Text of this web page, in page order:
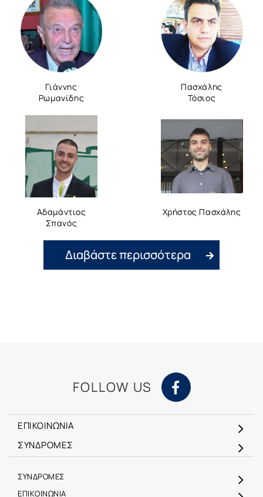
Γιάννης
Ρωμανίδης
Πασχάλης
Τόσιος
Αδαμάντιος
Σπανός
Χρήστος Πασχάλης
Διαβάστε περισσότερα
FOLLOW US
ΕΠΙΚΟΙΝΩΝΙΑ
ΣΥΝΔΡΟΜΕΣ
ΣΥΝΔΡΟΜΕΣ
ΕΠΙΚΟΙΝΩΝΙΑ